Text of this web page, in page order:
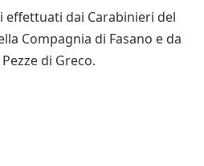
dai Carabinieri del
Compagnia di Fasano e da
di Greco.